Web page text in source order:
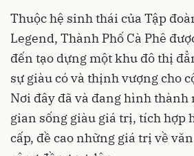
Thuộc hệ sinh thái của Tập
Legend, Thành Phố Cà Phê
đến tạo dựng một khu đô thị
sự giàu có và thịnh vượng cho
Nơi đây đã và đang hình
gian sống giàu giá trị, tích hợp
cấp, đề cao những giá trị về